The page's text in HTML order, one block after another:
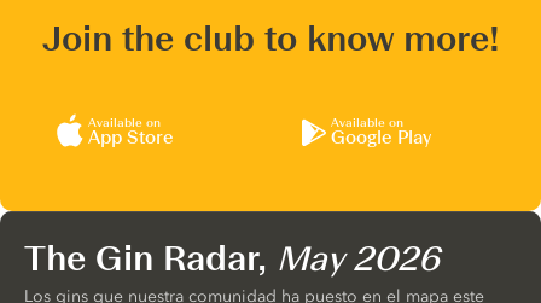
Join the club to know more!
Available on
App Store
Available on
Google Play
The Gin Radar, May 2026
Los gins que nuestra comunidad ha puesto en el mapa este